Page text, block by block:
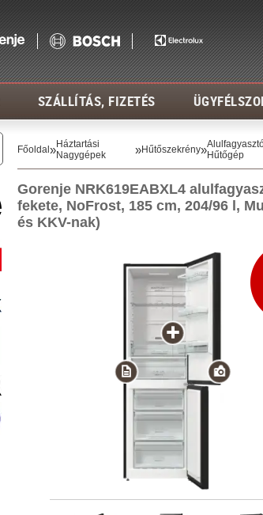
SZÁLLÍTÁS, FIZETÉS
Főoldal »Háztartási
Nagygépek
»Hűtőszekrény»Hűtőgép
Gorenje NRK619EABXL4
fekete, NoFrost, 185 cm, 204/96 l,
és KKV-nak)